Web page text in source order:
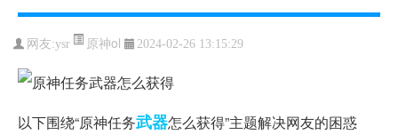
网友:ysr 原神ol 2024-02-26 13:15:29
以下围绕“原神任务武器怎么获得”主题解决网友的困惑